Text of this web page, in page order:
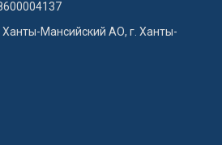
Мансийский АО, г. Ханты-